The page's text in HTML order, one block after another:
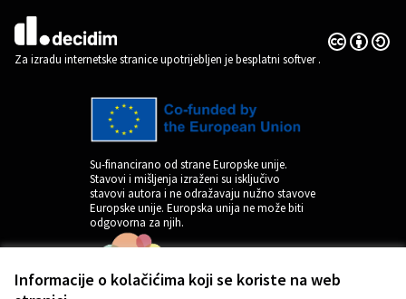
Informacije o kolačićima koji se koriste na web
(Vanjska poveznica)
Za izradu internetske stranice upotrijebljen je besplatni softver.
Licencija
(Vanjska
Su-financirano od strane Europske unije.
Stavovi i mišljenja izraženi su isključivo
stavovi autora i ne odražavaju nužno stavove
Europske unije. Europska unija ne može biti
odgovorna za njih.